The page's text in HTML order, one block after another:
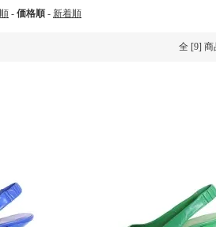
- 価格順 - 新着順
全 [9] 商